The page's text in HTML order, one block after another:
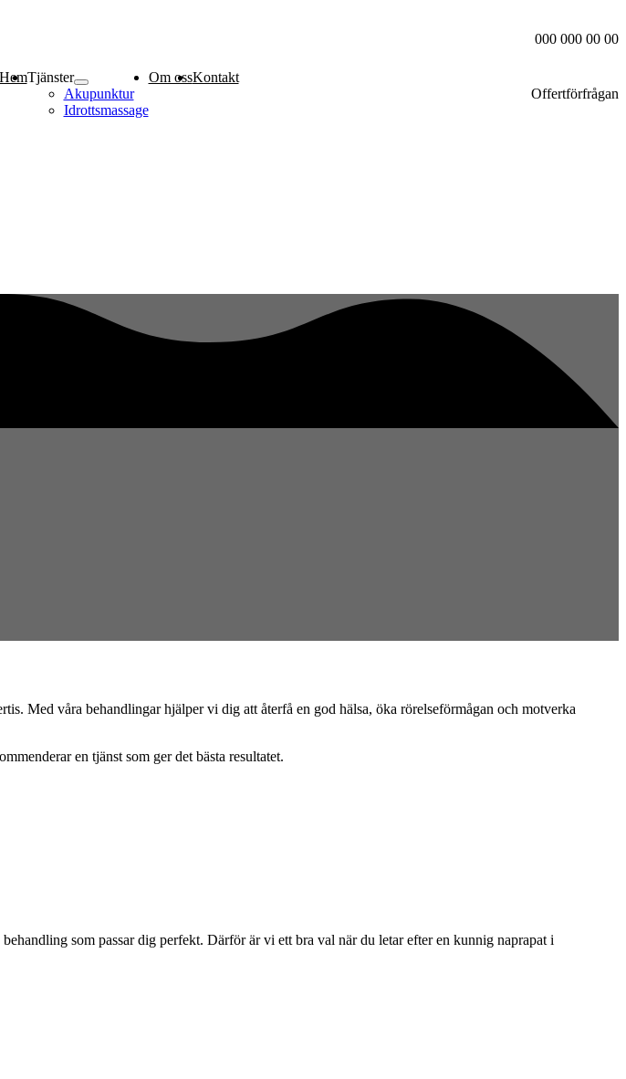
000 000 00 00
HemTjänster
Akupunktur
Idrottsmassage
Om ossKontakt
Offertförfrågan
Med våra behandlingar hjälper vi dig att återfå en god hälsa, öka rörelseförmågan och motverka
en tjänst som ger det bästa resultatet.
som passar dig perfekt. Därför är vi ett bra val när du letar efter en kunnig naprapat i